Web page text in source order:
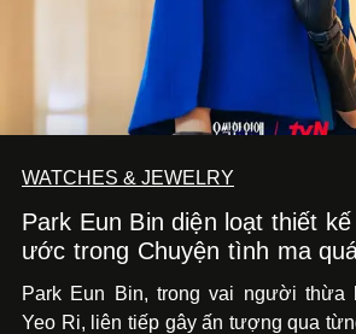
WATCHES & JEWELRY
Park Eun Bin diện loạt thiết
ước trong Chuyện tình ma
Park Eun Bin, trong vai người thừa
Yeo Ri, liên tiếp gây ấn tượng qua